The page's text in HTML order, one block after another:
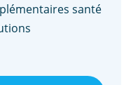
santé